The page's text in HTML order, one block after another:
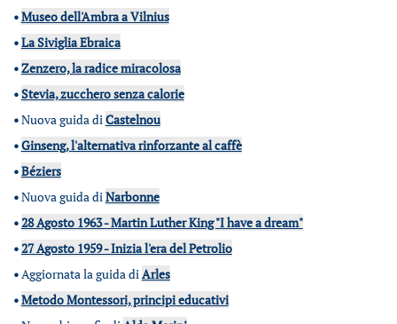
•Museo dell'Ambra a Vilnius
•La Siviglia Ebraica
•Zenzero, la radice miracolosa
•Stevia, zucchero senza calorie
•Nuova guida diCastelnou
•Ginseng, l'alternativa rinforzante al caffè
•Béziers
•Nuova guida diNarbonne
•28 Agosto 1963 - Martin Luther King "I have a dream"
•27 Agosto 1959 - Inizia l'era del Petrolio
•Aggiornata la guida diArles
•Metodo Montessori, principi educativi